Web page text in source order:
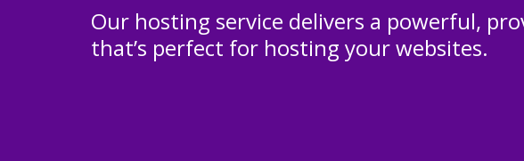
Our hosting service delivers a powerful,
that’s perfect for hosting your websites.